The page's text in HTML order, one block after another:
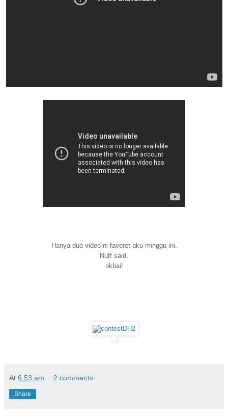
Hanya dua video ni faveret aku minggu ini.
Nuff said.
okbai!
At 6:53 am 2 comments:
Share